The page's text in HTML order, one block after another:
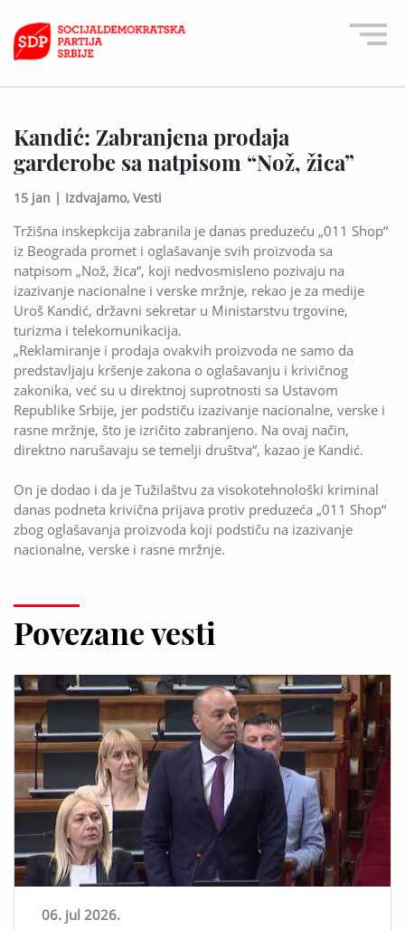
Kandić: Zabranjena prodaja
garderobe sa natpisom “Nož, žica”
15 jan | Izdvajamo, Vesti
Tržišna inskepkcija zabranila je danas preduzeću „011 Shop“
iz Beograda promet i oglašavanje svih proizvoda sa
natpisom „Nož, žica“, koji nedvosmisleno pozivaju na
izazivanje nacionalne i verske mržnje, rekao je za medije
Uroš Kandić, državni sekretar u Ministarstvu trgovine,
turizma i telekomunikacija.
„Reklamiranje i prodaja ovakvih proizvoda ne samo da
predstavljaju kršenje zakona o oglašavanju i krivičnog
zakonika, već su u direktnoj suprotnosti sa Ustavom
Republike Srbije, jer podstiču izazivanje nacionalne, verske i
rasne mržnje, što je izričito zabranjeno. Na ovaj način,
direktno narušavaju se temelji društva“, kazao je Kandić.
On je dodao i da je Tužilaštvu za visokotehnološki kriminal
danas podneta krivična prijava protiv preduzeća „011 Shop“
zbog oglašavanja proizvoda koji podstiču na izazivanje
nacionalne, verske i rasne mržnje.
Povezane vesti
06. jul 2026.